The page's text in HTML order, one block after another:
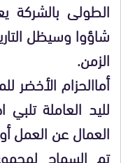
الطولى بالشركة
شاؤوا وسيظل
الزمن.
أماالحزام الأخضر
لليد العاملة
العمال عن العمل
تم السماح